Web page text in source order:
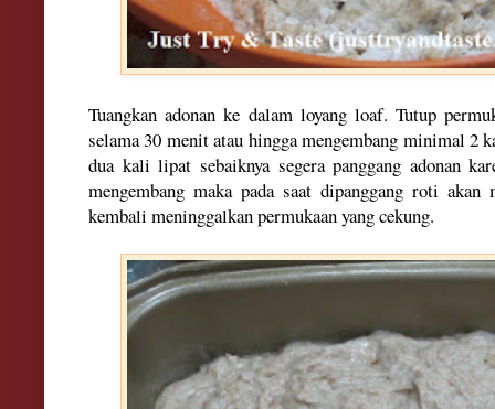
Tuangkan adonan ke dalam loyang loaf. Tutup
selama 30 menit atau hingga mengembang minimal 2
dua kali lipat sebaiknya segera panggang adonan
mengembang maka pada saat dipanggang roti akan
kembali meninggalkan permukaan yang cekung.